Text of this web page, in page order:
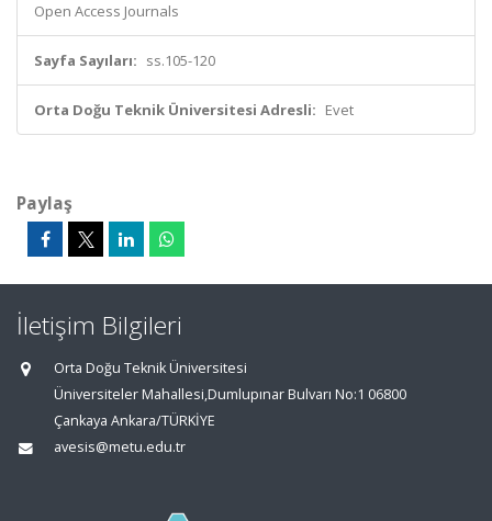
Open Access Journals
Sayfa Sayıları: ss.105-120
Orta Doğu Teknik Üniversitesi Adresli: Evet
Paylaş
İletişim Bilgileri
Orta Doğu Teknik Üniversitesi
Üniversiteler Mahallesi,Dumlupınar Bulvarı No:1 06800
Çankaya Ankara/TÜRKİYE
avesis@metu.edu.tr